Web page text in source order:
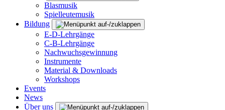
Blasmusik
Spielleutemusik
Bildung
E-D-Lehrgänge
C-B-Lehrgänge
Nachwuchsgewinnung
Instrumente
Material & Downloads
Workshops
Events
News
Über uns